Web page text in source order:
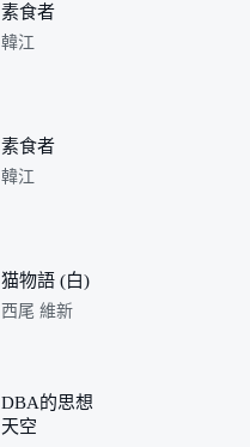
素食者
韓江
素食者
韓江
猫物語 (白)
西尾 維新
DBA的思想
天空